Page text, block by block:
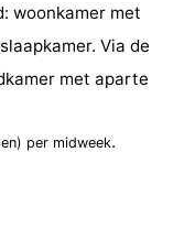
woonkamer met
Via de
met aparte
per midweek.